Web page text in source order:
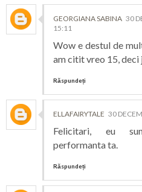
GEORGIANA SABINA 30
15:11
Wow e destul de
am citit vreo 15, deci
Răspundeți
ELLAFAIRYTALE 30
Felicitari, eu
performanta ta.
Răspundeți